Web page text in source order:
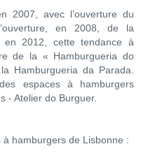
2007, avec l’ouverture du
en 2008, de la
en 2012, cette tendance à
de la « Hamburgueria do
Hamburgueria da Parada.
espaces à hamburgers
- Atelier do Burguer.
hamburgers de Lisbonne :